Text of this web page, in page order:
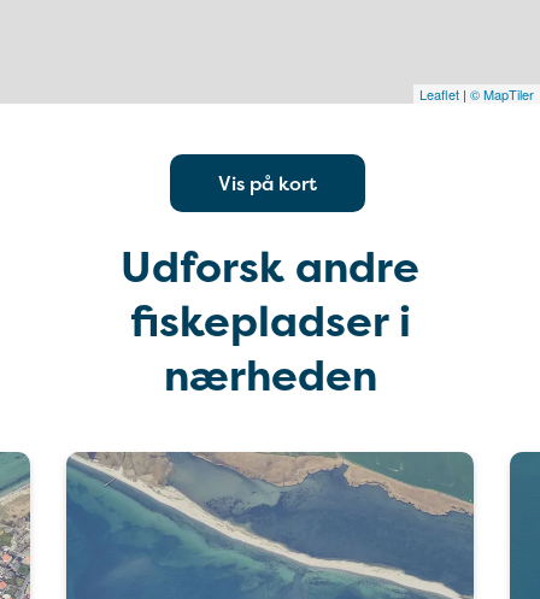
Leaflet | © MapTiler
Vis på kort
Udforsk andre
fiskepladser i
nærheden